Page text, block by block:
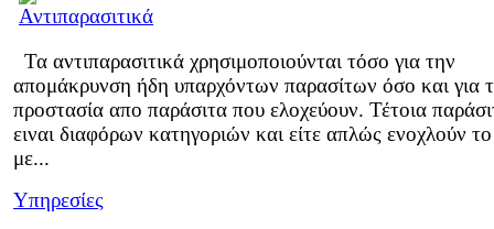
Τα αντιπαρασιτικά χρησιμοποιούνται τόσο για την
απομάκρυνση ήδη υπαρχόντων παρασίτων όσο και για
προστασία απο παράσιτα που ελοχεύουν. Τέτοια
ειναι διαφόρων κατηγοριών και είτε απλώς ενοχλούν
με...
Υπηρεσίες